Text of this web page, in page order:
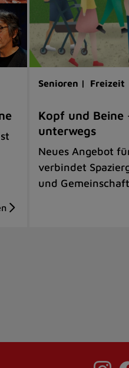
Senioren | Freizeit
Kopf und Beine
unterwegs
Neues Angebot
verbindet
und Gemeinschaft